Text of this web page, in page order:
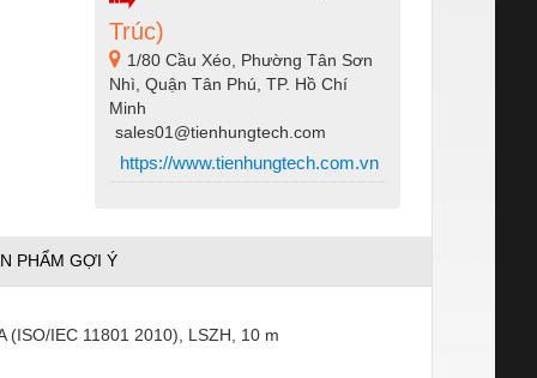
Trúc)
1/80 Cầu Xéo, Phường Tân Sơn
Nhì, Quận Tân Phú, TP. Hồ Chí
Minh
sales01@tienhungtech.com
https://www.tienhungtech.com.vn
PHẨM GỢI Ý
(ISO/IEC 11801 2010), LSZH, 10 m